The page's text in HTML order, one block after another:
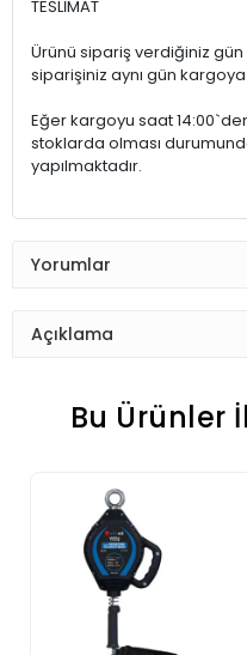
TESLİMAT
Ürünü sipariş verdiğiniz
siparişiniz aynı gün
Eğer kargoyu saat
stoklarda olması
yapılmaktadır.
Yorumlar
Açıklama
Bu Ürünler